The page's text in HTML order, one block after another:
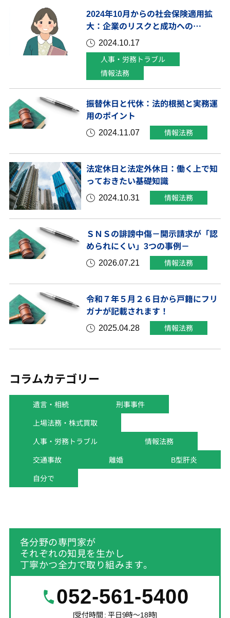
2024年10月からの社会保険適用拡
大：企業のリスクと成功への…
2024.10.17
人事・労務トラブル
情報法務
振替休日と代休：法的根拠と実務運
用のポイント
2024.11.07
情報法務
法定休日と法定外休日：働く上で知
っておきたい基礎知識
2024.10.31
情報法務
ＳＮＳの誹謗中傷－開示請求が「認
められにくい」3つの事例－
2026.07.21
情報法務
令和７年５月２６日から戸籍にフリ
ガナが記載されます！
2025.04.28
情報法務
コラムカテゴリー
遺言・相続
刑事事件
上場法務・株式買取
人事・労務トラブル
情報法務
交通事故
離婚
B型肝炎
自分で
各分野の専門家が
それぞれの知見を生かし
丁寧かつ全力で取り組みます。
052-561-5400
[受付時間 : 平日9時～18時]